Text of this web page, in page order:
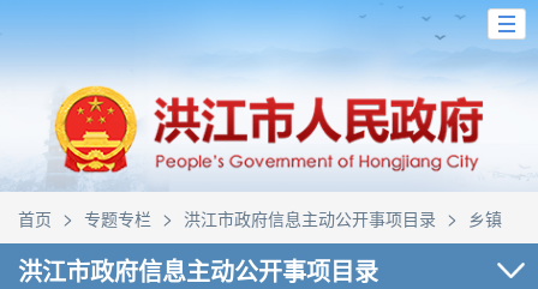
首页 > 专题专栏 > 洪江市政府信息主动公开事项目录 > 乡镇
洪江市政府信息主动公开事项目录